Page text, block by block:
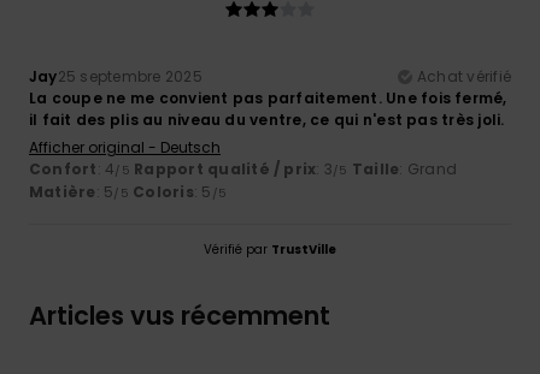
Jay25 septembre 2025
Achat vérifié
La coupe ne me convient pas parfaitement. Une fois fermé,
il fait des plis au niveau du ventre, ce qui n'est pas très joli.
Afficher original - Deutsch
Confort: 4/5 Rapport qualité / prix: 3/5 Taille: Grand
Matière: 5/5 Coloris: 5 /5
Vérifié par TrustVille
Articles vus récemment